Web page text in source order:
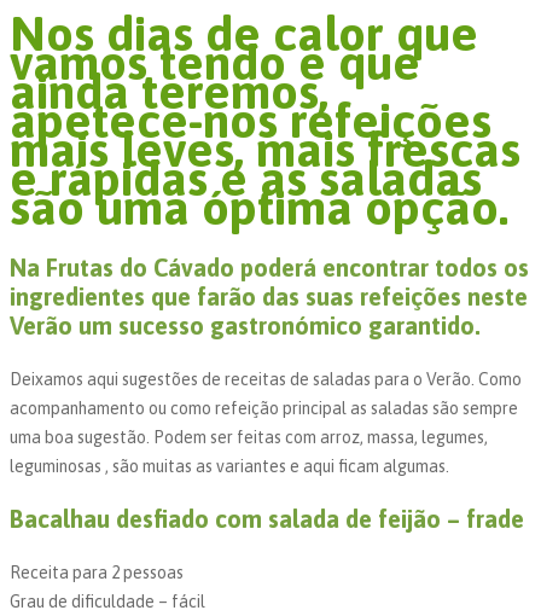
Nos dias de calor que
vamos tendo e que
ainda teremos,
apetece-nos refeições
mais leves, mais frescas
e rápidas e as saladas
são uma óptima opção.
Na Frutas do Cávado poderá encontrar todos os
ingredientes que farão das suas refeições neste
Verão um sucesso gastronómico garantido.
Deixamos aqui sugestões de receitas de saladas para o Verão. Como
acompanhamento ou como refeição principal as saladas são sempre
uma boa sugestão. Podem ser feitas com arroz, massa, legumes,
leguminosas , são muitas as variantes e aqui ficam algumas.
Bacalhau desfiado com salada de feijão – frade
Receita para 2 pessoas
Grau de dificuldade – fácil